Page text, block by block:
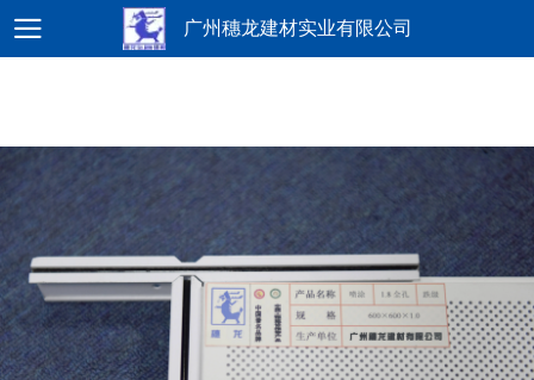
广州穗龙建材实业有限公司